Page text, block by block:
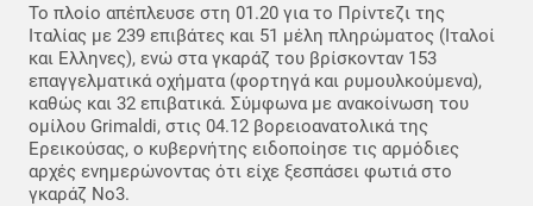
Το πλοίο απέπλευσε στη 01.20 για το Πρίντεζι της
Ιταλίας με 239 επιβάτες και 51 μέλη πληρώματος (Ιταλοί
και Ελληνες), ενώ στα γκαράζ του βρίσκονταν 153
επαγγελματικά οχήματα (φορτηγά και ρυμουλκούμενα),
καθώς και 32 επιβατικά. Σύμφωνα με ανακοίνωση του
ομίλου Grimaldi, στις 04.12 βορειοανατολικά της
Ερεικούσας, ο κυβερνήτης ειδοποίησε τις αρμόδιες
αρχές ενημερώνοντας ότι είχε ξεσπάσει φωτιά στο
γκαράζ Νο3.